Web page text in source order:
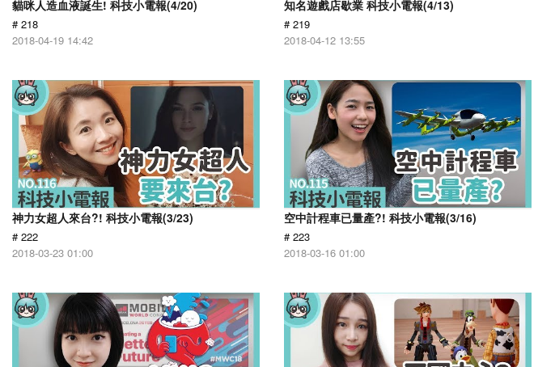
貓咪人造血液誕生! 科技小電報(4/20)
# 218
2018-04-19 14:42
知名遊戲店歇業 科技小電報(4/13)
# 219
2018-04-12 13:55
神力女超人來台?! 科技小電報(3/23)
# 222
2018-03-23 01:00
空中計程車已量產?! 科技小電報(3/16)
# 223
2018-03-16 01:00